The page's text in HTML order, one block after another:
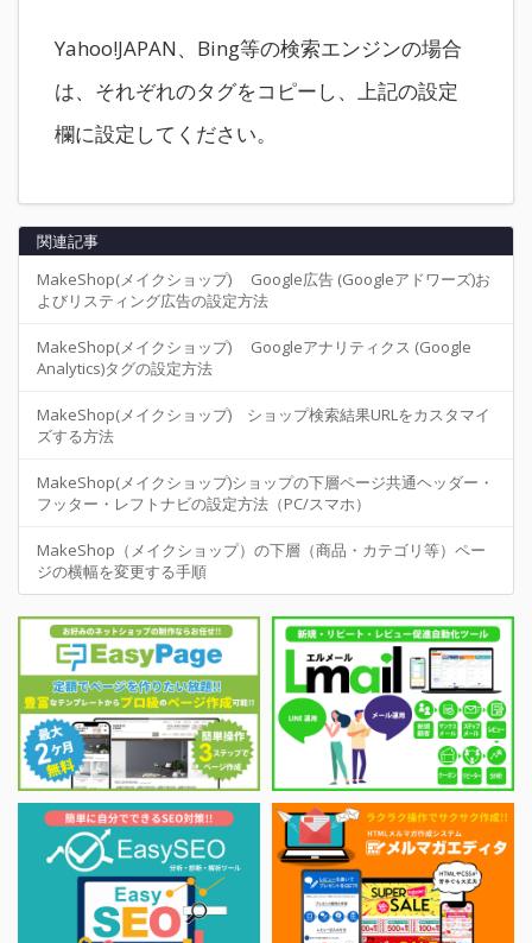
Yahoo!JAPAN、Bing等の検索エンジンの場合
は、それぞれのタグをコピーし、上記の設定
欄に設定してください。
関連記事
MakeShop(メイクショップ) Google広告 (Googleアドワーズ)お
よびリスティング広告の設定方法
MakeShop(メイクショップ) Googleアナリティクス (Google
Analytics)タグの設定方法
MakeShop(メイクショップ) ショップ検索結果URLをカスタマイ
ズする方法
MakeShop(メイクショップ)ショップの下層ページ共通ヘッダー・
フッター・レフトナビの設定方法（PC/スマホ）
MakeShop（メイクショップ）の下層（商品・カテゴリ等）ペー
ジの横幅を変更する手順